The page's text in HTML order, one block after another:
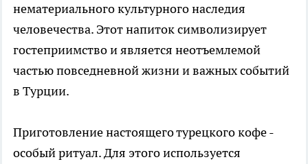
нематериального культурного наследия
человечества. Этот напиток символизирует
гостеприимство и является неотъемлемой
частью повседневной жизни и важных событий
в Турции.
Приготовление настоящего турецкого кофе -
особый ритуал. Для этого используется